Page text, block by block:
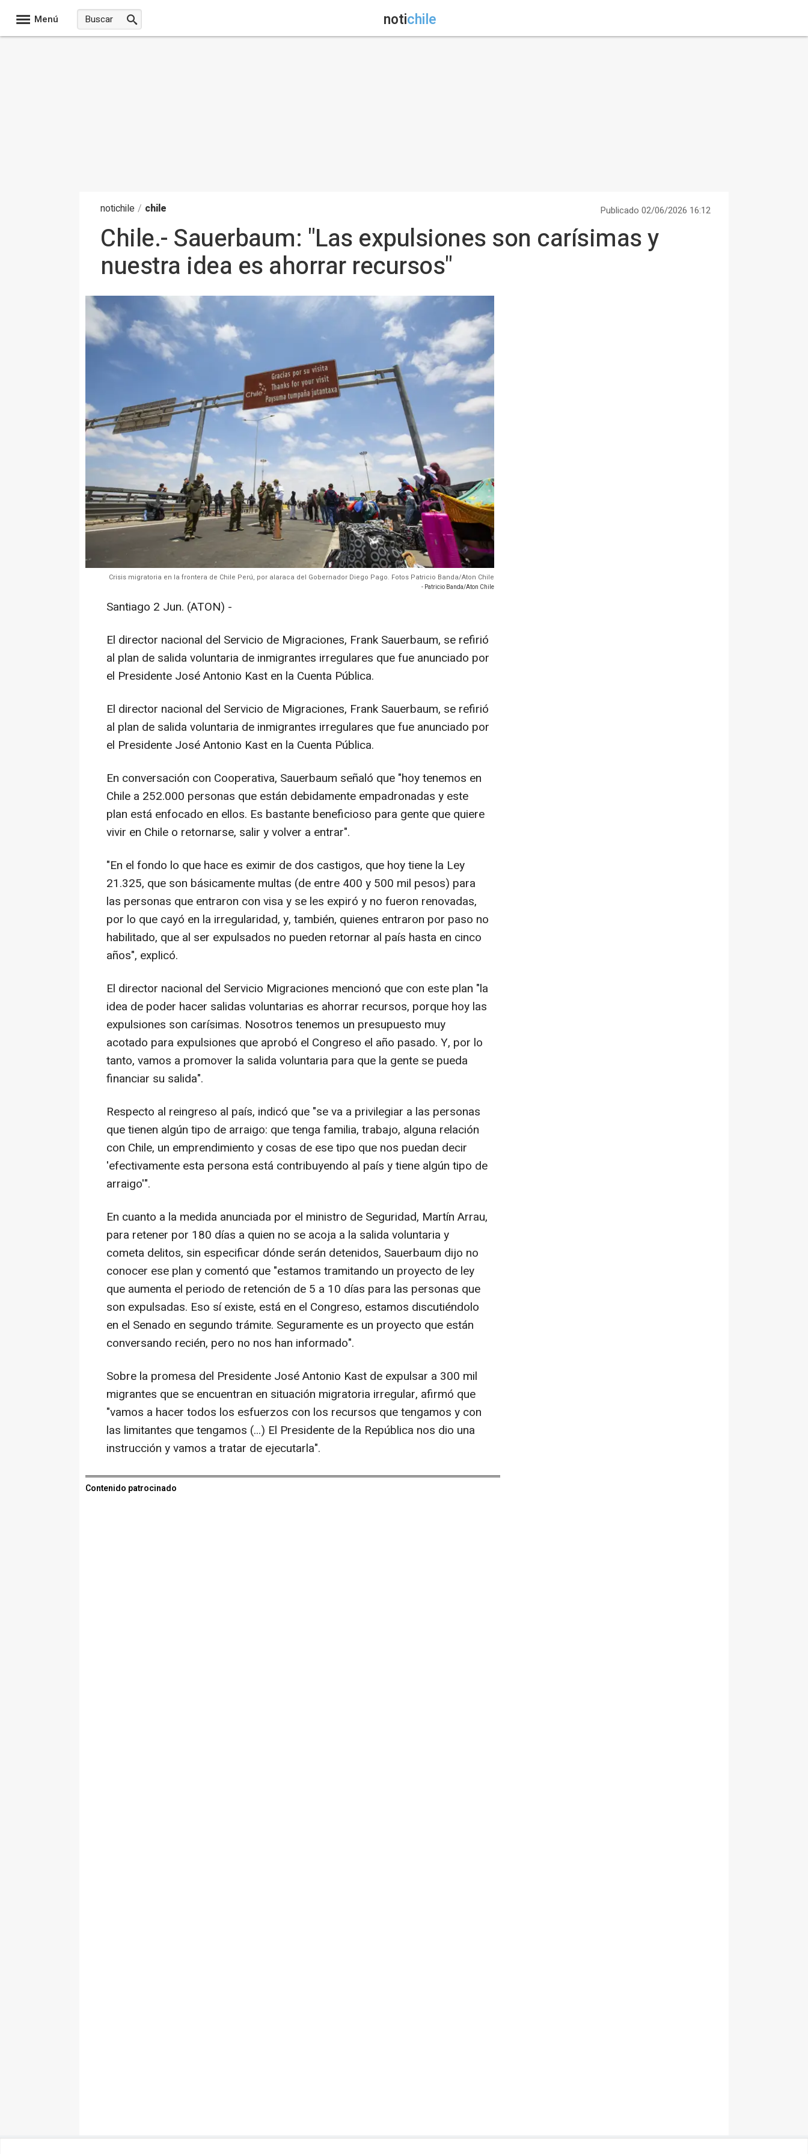
Menú notichile
notichile / chile Publicado 02/06/2026 16:12
Chile.- Sauerbaum: "Las expulsiones son carísimas y
nuestra idea es ahorrar recursos"
Crisis migratoria en la frontera de Chile Perú, por alaraca del Gobernador Diego Pago. Fotos Patricio Banda/Aton Chile
- Patricio Banda/Aton Chile
Santiago 2 Jun. (ATON) -
El director nacional del Servicio de Migraciones, Frank Sauerbaum, se refirió
al plan de salida voluntaria de inmigrantes irregulares que fue anunciado por
el Presidente José Antonio Kast en la Cuenta Pública.
El director nacional del Servicio de Migraciones, Frank Sauerbaum, se refirió
al plan de salida voluntaria de inmigrantes irregulares que fue anunciado por
el Presidente José Antonio Kast en la Cuenta Pública.
En conversación con Cooperativa, Sauerbaum señaló que "hoy tenemos en
Chile a 252.000 personas que están debidamente empadronadas y este
plan está enfocado en ellos. Es bastante beneficioso para gente que quiere
vivir en Chile o retornarse, salir y volver a entrar".
"En el fondo lo que hace es eximir de dos castigos, que hoy tiene la Ley
21.325, que son básicamente multas (de entre 400 y 500 mil pesos) para
las personas que entraron con visa y se les expiró y no fueron renovadas,
por lo que cayó en la irregularidad, y, también, quienes entraron por paso no
habilitado, que al ser expulsados no pueden retornar al país hasta en cinco
años", explicó.
El director nacional del Servicio Migraciones mencionó que con este plan "la
idea de poder hacer salidas voluntarias es ahorrar recursos, porque hoy las
expulsiones son carísimas. Nosotros tenemos un presupuesto muy
acotado para expulsiones que aprobó el Congreso el año pasado. Y, por lo
tanto, vamos a promover la salida voluntaria para que la gente se pueda
financiar su salida".
Respecto al reingreso al país, indicó que "se va a privilegiar a las personas
que tienen algún tipo de arraigo: que tenga familia, trabajo, alguna relación
con Chile, un emprendimiento y cosas de ese tipo que nos puedan decir
'efectivamente esta persona está contribuyendo al país y tiene algún tipo de
arraigo'".
En cuanto a la medida anunciada por el ministro de Seguridad, Martín Arrau,
para retener por 180 días a quien no se acoja a la salida voluntaria y
cometa delitos, sin especificar dónde serán detenidos, Sauerbaum dijo no
conocer ese plan y comentó que "estamos tramitando un proyecto de ley
que aumenta el periodo de retención de 5 a 10 días para las personas que
son expulsadas. Eso sí existe, está en el Congreso, estamos discutiéndolo
en el Senado en segundo trámite. Seguramente es un proyecto que están
conversando recién, pero no nos han informado".
Sobre la promesa del Presidente José Antonio Kast de expulsar a 300 mil
migrantes que se encuentran en situación migratoria irregular, afirmó que
"vamos a hacer todos los esfuerzos con los recursos que tengamos y con
las limitantes que tengamos (...) El Presidente de la República nos dio una
instrucción y vamos a tratar de ejecutarla".
Contenido patrocinado